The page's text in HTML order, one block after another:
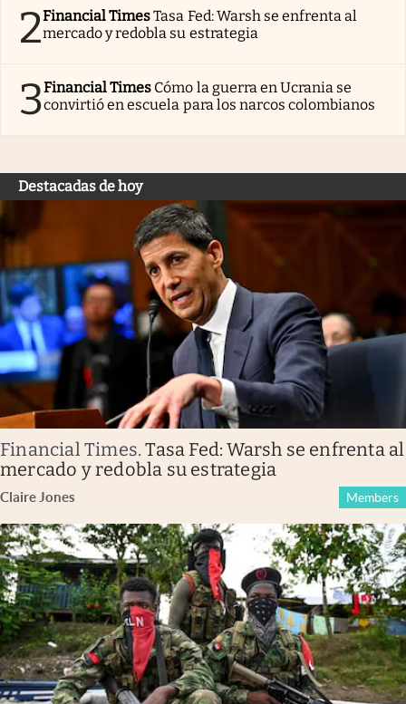
2Financial TimesTasa Fed: Warsh se enfrenta al
mercado y redobla su estrategia
3Financial Times Cómo la guerra en Ucrania se
convirtió en escuela para los narcos colombianos
Destacadas de hoy
Financial Times.Tasa Fed: Warsh se enfrenta al
mercado y redobla su estrategia
Claire Jones Members